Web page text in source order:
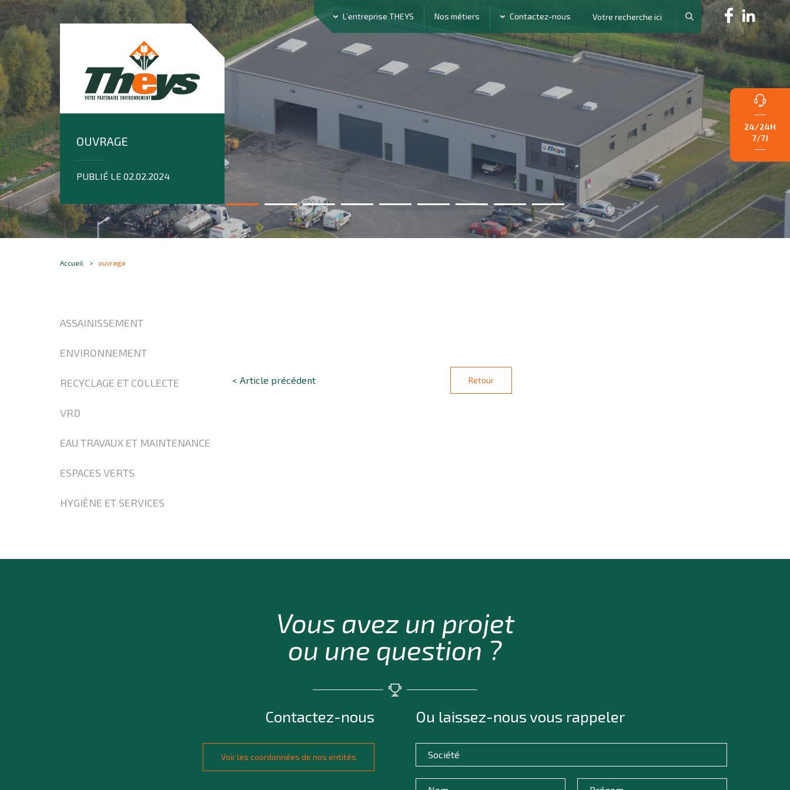
L’entreprise THEYS Nos métiers Contactez-nous
24/24H
7/7J
OUVRAGE
PUBLIÉ LE 02.02.2024
Accueil ouvrage
ASSAINISSEMENT
ENVIRONNEMENT
RECYCLAGE ET COLLECTE
VRD
EAU TRAVAUX ET MAINTENANCE
ESPACES VERTS
HYGIÈNE ET SERVICES
Retour
< Article précédent
Vous avez un projet
ou une question ?
Contactez-nous
Voir les coordonnées de nos entités
Ou laissez-nous vous rappeler